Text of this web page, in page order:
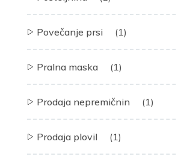
Povečanje prsi (1)
Pralna maska (1)
Prodaja nepremičnin (1)
Prodaja plovil (1)